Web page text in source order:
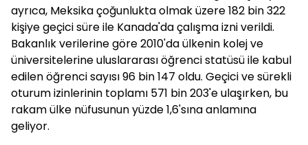
ayrıca, Meksika çoğunlukta olmak üzere 182 bin 322
kişiye geçici süre ile Kanada'da çalışma izni verildi.
Bakanlık verilerine göre 2010'da ülkenin kolej ve
üniversitelerine uluslararası öğrenci statüsü ile kabul
edilen öğrenci sayısı 96 bin 147 oldu. Geçici ve sürekli
oturum izinlerinin toplamı 571 bin 203'e ulaşırken, bu
rakam ülke nüfusunun yüzde 1,6'sına anlamına
geliyor.